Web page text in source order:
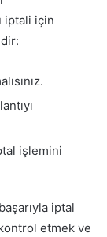
iptali için
işlemini
iptal
etmek ve